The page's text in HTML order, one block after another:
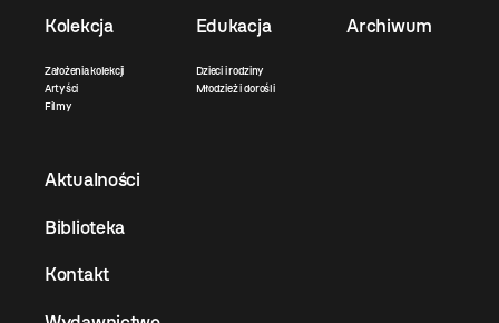
Kolekcja
Założenia kolekcji
Artyści
Filmy
Edukacja
Dzieci i rodziny
Młodzież i dorośli
Archiwum
Aktualności
Biblioteka
Kontakt